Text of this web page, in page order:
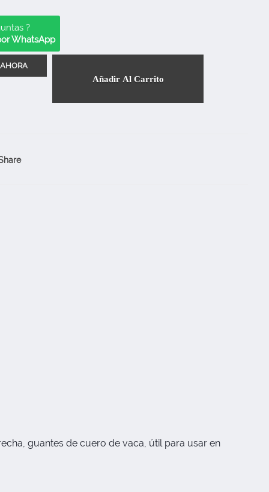
?
WhatsApp
Añadir Al Carrito
guantes de cuero de vaca, útil para usar en